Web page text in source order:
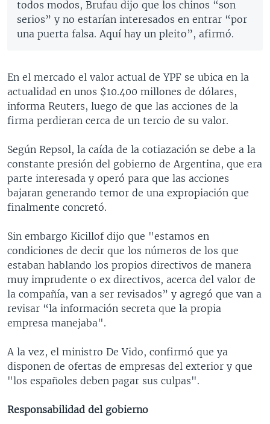
todos modos, Brufau dijo que los chinos “son
serios” y no estarían interesados en entrar “por
una puerta falsa. Aquí hay un pleito”, afirmó.
En el mercado el valor actual de YPF se ubica en la
actualidad en unos $10.400 millones de dólares,
informa Reuters, luego de que las acciones de la
firma perdieran cerca de un tercio de su valor.
Según Repsol, la caída de la cotiazación se debe a la
constante presión del gobierno de Argentina, que era
parte interesada y operó para que las acciones
bajaran generando temor de una expropiación que
finalmente concretó.
Sin embargo Kicillof dijo que "estamos en
condiciones de decir que los números de los que
estaban hablando los propios directivos de manera
muy imprudente o ex directivos, acerca del valor de
la compañía, van a ser revisados” y agregó que van a
revisar “la información secreta que la propia
empresa manejaba".
A la vez, el ministro De Vido, confirmó que ya
disponen de ofertas de empresas del exterior y que
"los españoles deben pagar sus culpas".
Responsabilidad del gobierno